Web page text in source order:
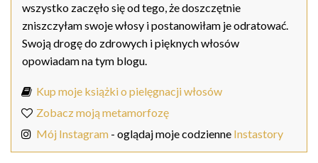
wszystko zaczęło się od tego, że doszczętnie
zniszczyłam swoje włosy i postanowiłam je odratować.
Swoją drogę do zdrowych i pięknych włosów
opowiadam na tym blogu.
Kup moje książki o pielęgnacji włosów
Zobacz moją metamorfozę
Mój Instagram - oglądaj moje codzienne Instastory